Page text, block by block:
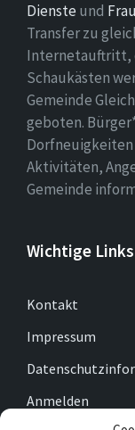
Dienste und
Transfer zu
Internetauftritt,
Schaukästen
Gemeinde
geboten.
Dorfneuigkeiten
Aktivitäten,
Gemeinde
Wichtige Links
Kontakt
Impressum
Anmelden